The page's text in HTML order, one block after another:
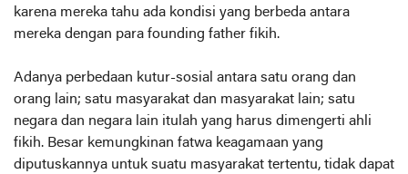
karena mereka tahu ada kondisi yang berbeda antara
mereka dengan para founding father fikih.
Adanya perbedaan kutur-sosial antara satu orang dan
orang lain; satu masyarakat dan masyarakat lain; satu
negara dan negara lain itulah yang harus dimengerti ahli
fikih. Besar kemungkinan fatwa keagamaan yang
diputuskannya untuk suatu masyarakat tertentu, tidak dapat